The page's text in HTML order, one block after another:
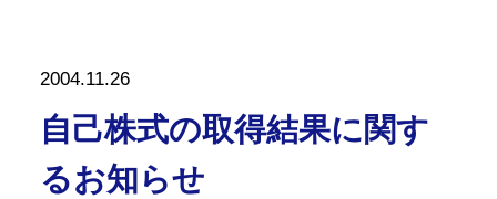
2004.11.26
自己株式の取得結果に関す
るお知らせ